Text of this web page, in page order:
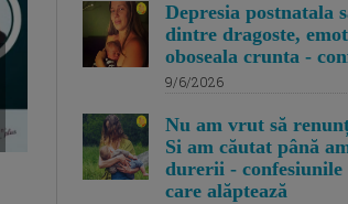
Depresia postnatala
dintre dragoste,
oboseala crunta -
9/6/2026
Nu am vrut să
Si am căutat până
durerii - confesiunile
care alăptează